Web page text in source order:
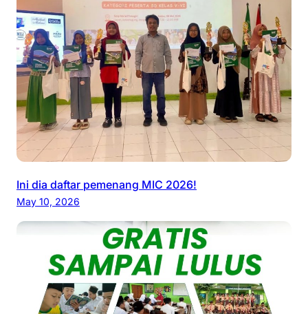
Ini dia daftar pemenang MIC 2026!
May 10, 2026